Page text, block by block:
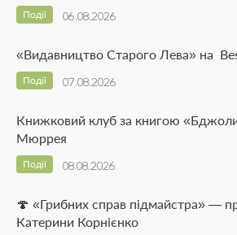
06.08.2026
Події
«Видавництво Старого Лева» на
07.08.2026
Події
Книжковий клуб за книгою
Мюррея
08.08.2026
Події
🍄 «Грибних справ підмайстра» —
Катерини Корнієнко